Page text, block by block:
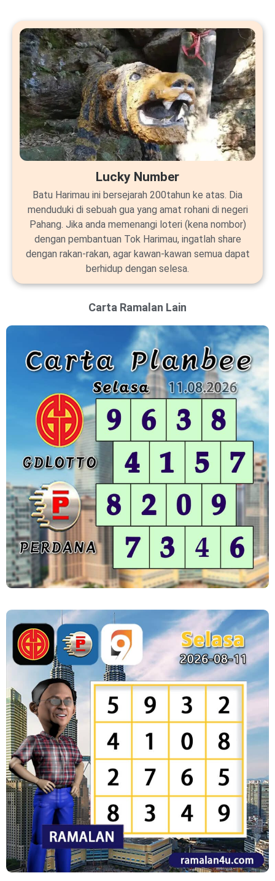
Lucky Number
Batu Harimau ini bersejarah 200tahun ke atas. Dia
menduduki di sebuah gua yang amat rohani di negeri
Pahang. Jika anda memenangi loteri (kena nombor)
dengan pembantuan Tok Harimau, ingatlah share
dengan rakan-rakan, agar kawan-kawan semua dapat
berhidup dengan selesa.
Carta Ramalan Lain